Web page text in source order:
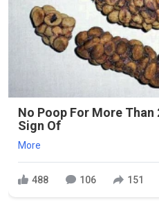
No Poop For More Than
Sign Of
More
488 106 151